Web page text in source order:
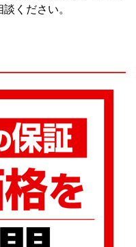
ください。